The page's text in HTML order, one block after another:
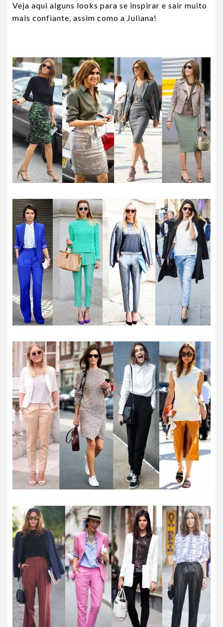
Veja aqui alguns looks para se inspirar e sair muito
mais confiante, assim como a Juliana!